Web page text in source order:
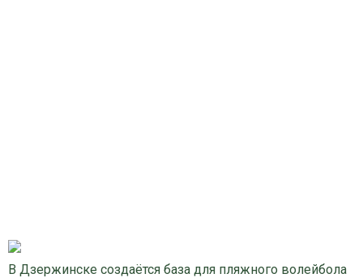
В Дзержинске создаётся база для пляжного волейбола